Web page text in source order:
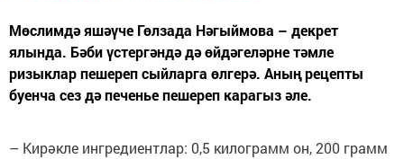
Мөслимдә яшәүче Гөлзада Нәгыймова – декрет
ялында. Бәби үстергәндә дә өйдәгеләрне тәмле
ризыклар пешереп сыйларга өлгерә. Аның рецепты
буенча сез дә печенье пешереп карагыз әле.
– Кирәкле ингредиентлар: 0,5 килограмм он, 200 грамм